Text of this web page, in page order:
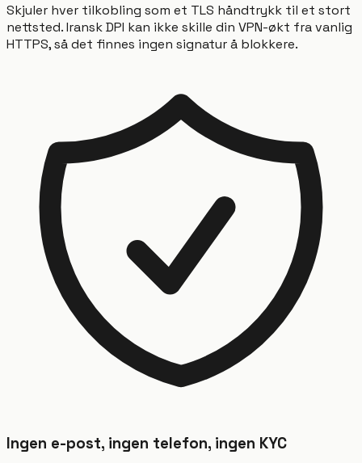
Skjuler hver tilkobling som et TLS håndtrykk til et stort
nettsted. Iransk DPI kan ikke skille din VPN-økt fra vanlig
HTTPS, så det finnes ingen signatur å blokkere.
Ingen e-post, ingen telefon, ingen KYC